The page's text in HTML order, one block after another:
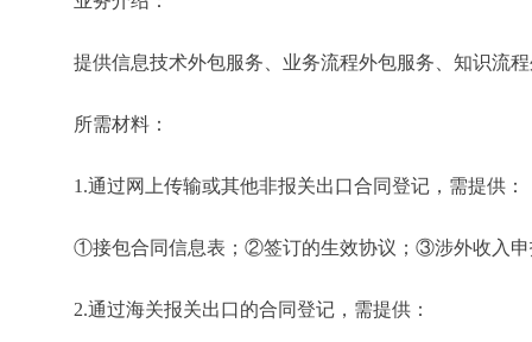
提供信息技术外包服务、业务流程外包服务、知识流程
所需材料：
1.通过网上传输或其他非报关出口合同登记，需提供：
①接包合同信息表；②签订的生效协议；③涉外收入申
2.通过海关报关出口的合同登记，需提供：